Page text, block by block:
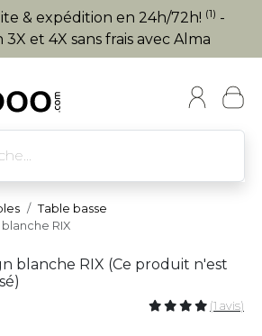
& expédition en 24h/72h! (1) -
et 4X sans frais avec Alma
Table basse
RIX
blanche RIX (Ce produit n'est
)
(1 avis)